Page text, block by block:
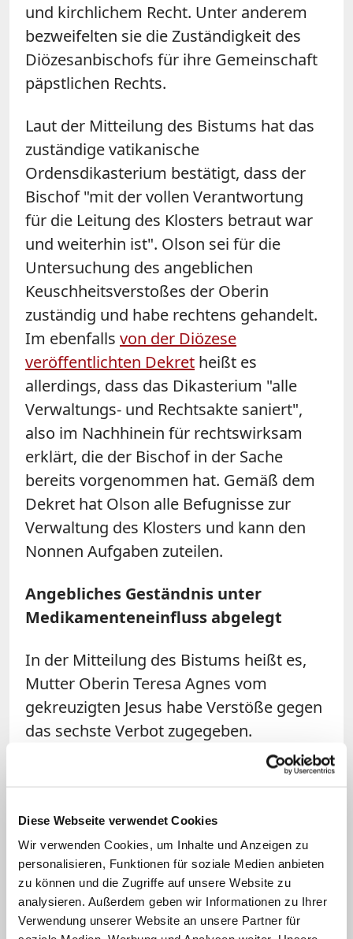
Diese Webseite verwendet Cookies
Wir verwenden Cookies, um Inhalte und Anzeigen zu
personalisieren, Funktionen für soziale Medien anbieten
zu können und die Zugriffe auf unsere Website zu
analysieren. Außerdem geben wir Informationen zu Ihrer
Verwendung unserer Website an unsere Partner für
und kirchlichem Recht. Unter anderem
bezweifelten sie die Zuständigkeit des
Diözesanbischofs für ihre Gemeinschaft
päpstlichen Rechts.
Laut der Mitteilung des Bistums hat das
zuständige vatikanische
Ordensdikasterium bestätigt, dass der
Bischof "mit der vollen Verantwortung
für die Leitung des Klosters betraut war
und weiterhin ist". Olson sei für die
Untersuchung des angeblichen
Keuschheitsverstoßes der Oberin
zuständig und habe rechtens gehandelt.
Im ebenfalls von der Diözese
veröffentlichten Dekret heißt es
allerdings, dass das Dikasterium "alle
Verwaltungs- und Rechtsakte saniert",
also im Nachhinein für rechtswirksam
erklärt, die der Bischof in der Sache
bereits vorgenommen hat. Gemäß dem
Dekret hat Olson alle Befugnisse zur
Verwaltung des Klosters und kann den
Nonnen Aufgaben zuteilen.
Angebliches Geständnis unter
Medikamenteneinfluss abgelegt
In der Mitteilung des Bistums heißt es,
Mutter Oberin Teresa Agnes vom
gekreuzigten Jesus habe Verstöße gegen
das sechste Verbot zugegeben.
Medienberichten zufolge weisen die
ihres angeblichen Geständnisses
aufgrund einer Operation unter schwerer
Medikation gestanden und sei nicht
zurechnungsfähig gewesen. Das
angebliche Geständnis gehe wohl auf